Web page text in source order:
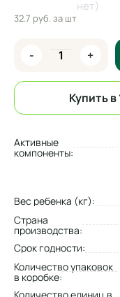
нет)
32.7 руб.за шт
- +
Купить в
Активные
компоненты:
Вес ребенка (кг):
Страна
производства:
Срок годности:
Количество упаковок
в коробке: